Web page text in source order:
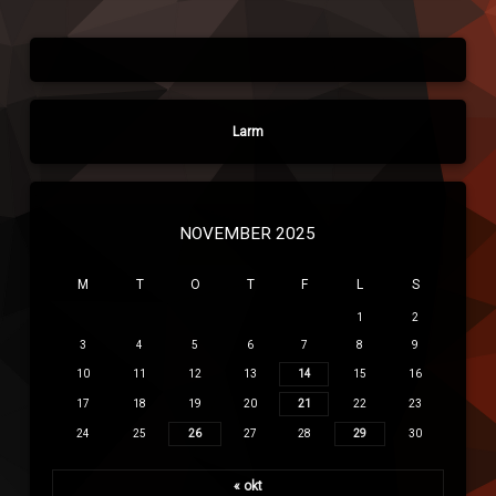
Larm
NOVEMBER 2025
M T O T F L S
1 2
3 4 5 6 7 8 9
10 11 12 13 14 15 16
17 18 19 20 21 22 23
24 25 26 27 28 29 30
« okt